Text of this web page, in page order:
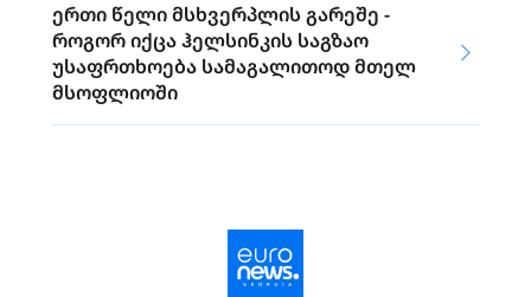
ერთი წელი მსხვერპლის გარეშე -
როგორ იქცა ჰელსინკის საგზაო
უსაფრთხოება სამაგალითოდ მთელ
მსოფლიოში